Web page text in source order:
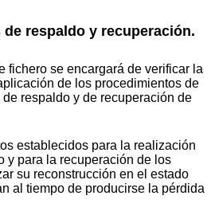
respaldo y recuperación.
se encargará de verificar la
de los procedimientos de
respaldo y de recuperación de
establecidos para la realización
y para la recuperación de los
su reconstrucción en el estado
al tiempo de producirse la pérdida